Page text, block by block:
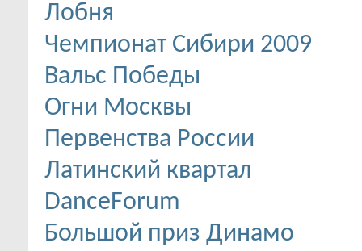
Лобня
Чемпионат Сибири 2009
Вальс Победы
Огни Москвы
Первенства России
Латинский квартал
DanceForum
Большой приз Динамо